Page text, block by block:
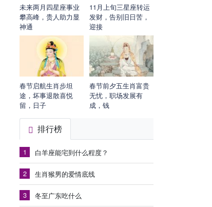
未来两月四星座事业
攀高峰，贵人助力显
神通
11月上旬三星座转运
发财，告别旧日苦，
迎接
春节启航生肖步坦
途，坏事退散喜悦
留，日子
春节前夕五生肖富贵
无忧，职场发展有
成，钱
排行榜
1 白羊座能宅到什么程度？
2 生肖猴男的爱情底线
3 冬至广东吃什么